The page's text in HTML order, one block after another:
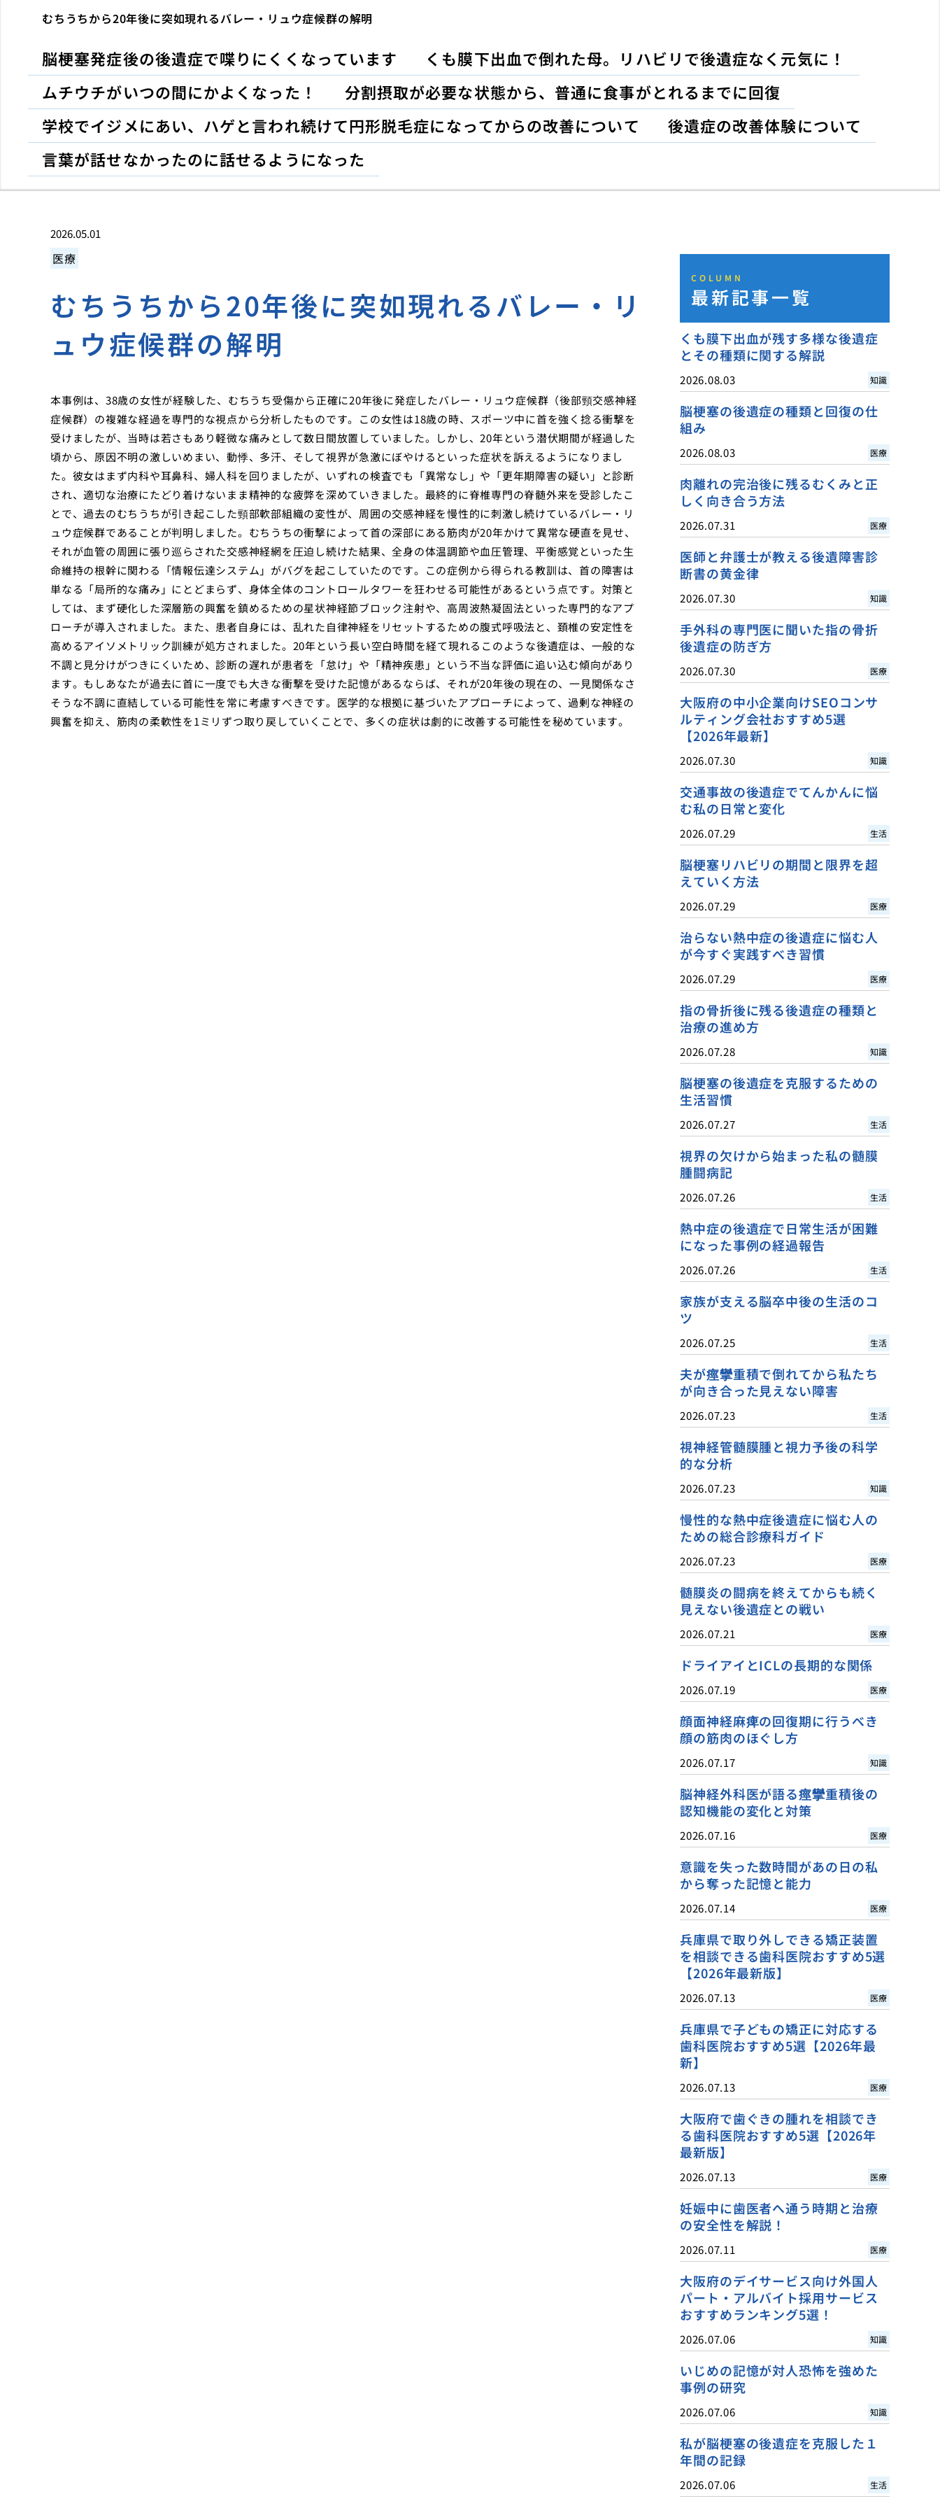
むちうちから20年後に突如現れるバレー・リュウ症候群の解明
脳梗塞発症後の後遺症で喋りにくくなっています
くも膜下出血で倒れた母。リハビリで後遺症なく元気に！
ムチウチがいつの間にかよくなった！
分割摂取が必要な状態から、普通に食事がとれるまでに回復
学校でイジメにあい、ハゲと言われ続けて円形脱毛症になってからの改善について
後遺症の改善体験について
言葉が話せなかったのに話せるようになった
2026.05.01
医療
むちうちから20年後に突如現れるバレー・リ
ュウ症候群の解明
本事例は、38歳の女性が経験した、むちうち受傷から正確に20年後に発症したバレー・リュウ症候群（後部頸交感神経
症候群）の複雑な経過を専門的な視点から分析したものです。この女性は18歳の時、スポーツ中に首を強く捻る衝撃を
受けましたが、当時は若さもあり軽微な痛みとして数日間放置していました。しかし、20年という潜伏期間が経過した
頃から、原因不明の激しいめまい、動悸、多汗、そして視界が急激にぼやけるといった症状を訴えるようになりまし
た。彼女はまず内科や耳鼻科、婦人科を回りましたが、いずれの検査でも「異常なし」や「更年期障害の疑い」と診断
され、適切な治療にたどり着けないまま精神的な疲弊を深めていきました。最終的に脊椎専門の脊髄外来を受診したこ
とで、過去のむちうちが引き起こした頸部軟部組織の変性が、周囲の交感神経を慢性的に刺激し続けているバレー・リ
ュウ症候群であることが判明しました。むちうちの衝撃によって首の深部にある筋肉が20年かけて異常な硬直を見せ、
それが血管の周囲に張り巡らされた交感神経網を圧迫し続けた結果、全身の体温調節や血圧管理、平衡感覚といった生
命維持の根幹に関わる「情報伝達システム」がバグを起こしていたのです。この症例から得られる教訓は、首の障害は
単なる「局所的な痛み」にとどまらず、身体全体のコントロールタワーを狂わせる可能性があるという点です。対策と
しては、まず硬化した深層筋の興奮を鎮めるための星状神経節ブロック注射や、高周波熱凝固法といった専門的なアプ
ローチが導入されました。また、患者自身には、乱れた自律神経をリセットするための腹式呼吸法と、頚椎の安定性を
高めるアイソメトリック訓練が処方されました。20年という長い空白時間を経て現れるこのような後遺症は、一般的な
不調と見分けがつきにくいため、診断の遅れが患者を「怠け」や「精神疾患」という不当な評価に追い込む傾向があり
ます。もしあなたが過去に首に一度でも大きな衝撃を受けた記憶があるならば、それが20年後の現在の、一見関係なさ
そうな不調に直結している可能性を常に考慮すべきです。医学的な根拠に基づいたアプローチによって、過剰な神経の
興奮を抑え、筋肉の柔軟性を1ミリずつ取り戻していくことで、多くの症状は劇的に改善する可能性を秘めています。
COLUMN
最新記事一覧
くも膜下出血が残す多様な後遺症
とその種類に関する解説
2026.08.03 知識
脳梗塞の後遺症の種類と回復の仕
組み
2026.08.03 医療
肉離れの完治後に残るむくみと正
しく向き合う方法
2026.07.31 医療
医師と弁護士が教える後遺障害診
断書の黄金律
2026.07.30 知識
手外科の専門医に聞いた指の骨折
後遺症の防ぎ方
2026.07.30 医療
大阪府の中小企業向けSEOコンサ
ルティング会社おすすめ5選
【2026年最新】
2026.07.30 知識
交通事故の後遺症でてんかんに悩
む私の日常と変化
2026.07.29 生活
脳梗塞リハビリの期間と限界を超
えていく方法
2026.07.29 医療
治らない熱中症の後遺症に悩む人
が今すぐ実践すべき習慣
2026.07.29 医療
指の骨折後に残る後遺症の種類と
治療の進め方
2026.07.28 知識
脳梗塞の後遺症を克服するための
生活習慣
2026.07.27 生活
視界の欠けから始まった私の髄膜
腫闘病記
2026.07.26 生活
熱中症の後遺症で日常生活が困難
になった事例の経過報告
2026.07.26 生活
家族が支える脳卒中後の生活のコ
ツ
2026.07.25 生活
夫が痙攣重積で倒れてから私たち
が向き合った見えない障害
2026.07.23 生活
視神経管髄膜腫と視力予後の科学
的な分析
2026.07.23 知識
慢性的な熱中症後遺症に悩む人の
ための総合診療科ガイド
2026.07.23 医療
髄膜炎の闘病を終えてからも続く
見えない後遺症との戦い
2026.07.21 医療
ドライアイとICLの長期的な関係
2026.07.19 医療
顔面神経麻痺の回復期に行うべき
顔の筋肉のほぐし方
2026.07.17 知識
脳神経外科医が語る痙攣重積後の
認知機能の変化と対策
2026.07.16 医療
意識を失った数時間があの日の私
から奪った記憶と能力
2026.07.14 医療
兵庫県で取り外しできる矯正装置
を相談できる歯科医院おすすめ5選
【2026年最新版】
2026.07.13 医療
兵庫県で子どもの矯正に対応する
歯科医院おすすめ5選【2026年最
新】
2026.07.13 医療
大阪府で歯ぐきの腫れを相談でき
る歯科医院おすすめ5選【2026年
最新版】
2026.07.13 医療
妊娠中に歯医者へ通う時期と治療
の安全性を解説！
2026.07.11 医療
大阪府のデイサービス向け外国人
パート・アルバイト採用サービス
おすすめランキング5選！
2026.07.06 知識
いじめの記憶が対人恐怖を強めた
事例の研究
2026.07.06 知識
私が脳梗塞の後遺症を克服した１
年間の記録
2026.07.06 生活